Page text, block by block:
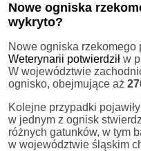
Nowe ogniska
wykryto?
Nowe ogniska rzekomego
Weterynarii potwierdził w
W województwie
ognisko, obejmujące aż
Kolejne przypadki
w jednym z ognisk
różnych gatunków, w tym
w województwie śląskim